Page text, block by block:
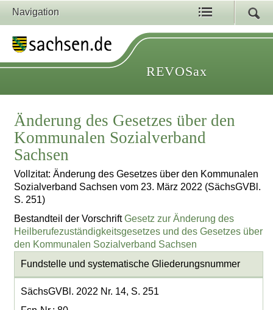
Navigation
REVOSax
Änderung des Gesetzes über den
Kommunalen Sozialverband
Sachsen
Vollzitat: Änderung des Gesetzes über den Kommunalen
Sozialverband Sachsen vom 23. März 2022 (SächsGVBl.
S. 251)
Bestandteil der VorschriftGesetz zur Änderung des
Heilberufezuständigkeitsgesetzes und des Gesetzes über
den Kommunalen Sozialverband Sachsen
Fundstelle und systematische Gliederungsnummer
SächsGVBl. 2022 Nr. 14, S. 251